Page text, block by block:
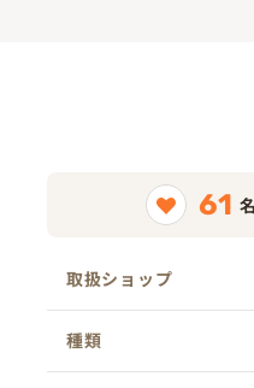
61
取扱ショップ
種類